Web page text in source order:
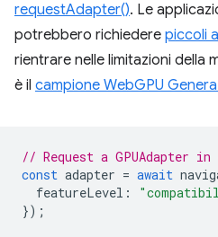
requestAdapter(). Le
potrebbero richiedere piccoli
rientrare nelle limitazioni della
è il campione WebGPU
// Request a GPUAdapter
const adapter = await
featureLevel :
});